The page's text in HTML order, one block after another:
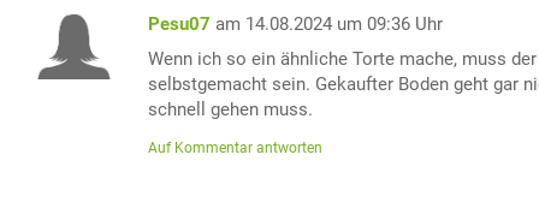
Pesu07 am 14.08.2024 um 09:36 Uhr
Wenn ich so ein ähnliche Torte mache, muss
selbstgemacht sein. Gekaufter Boden geht gar
schnell gehen muss.
Auf Kommentar antworten